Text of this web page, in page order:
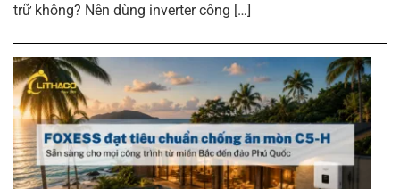
trữ không? Nên dùng inverter công […]